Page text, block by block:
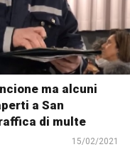
ma alcuni
a San
di multe
15/02/2021